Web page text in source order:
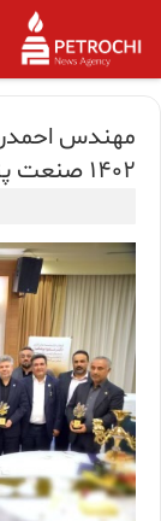
مهندس
1402 صنعت پتروشیمی ایران شد